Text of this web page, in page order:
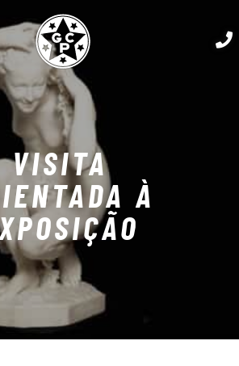
VISITA
À